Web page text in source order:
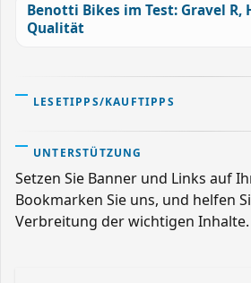
Benotti Bikes im Test: Gravel R,
Qualität
LESETIPPS/KAUFTIPPS
UNTERSTÜTZUNG
Setzen Sie Banner und Links auf
Bookmarken Sie uns, und helfen
Verbreitung der wichtigen Inhalte.